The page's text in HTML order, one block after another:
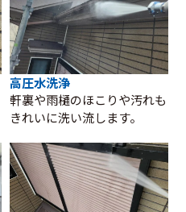
高圧水洗浄
軒裏や雨樋のほこりや汚れも
きれいに洗い流します。